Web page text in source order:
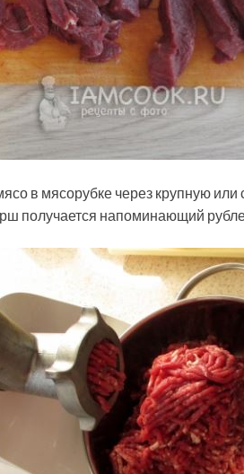
в мясорубке через крупную
получается напоминающий